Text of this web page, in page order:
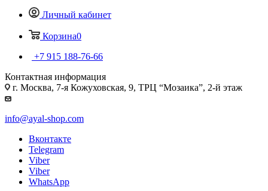
Личный кабинет
Корзина0
+7 915 188-76-66
Контактная информация
г. Москва, 7-я Кожуховская, 9, ТРЦ “Мозаика”, 2-й этаж
info@ayal-shop.com
Вконтакте
Telegram
Viber
Viber
WhatsApp